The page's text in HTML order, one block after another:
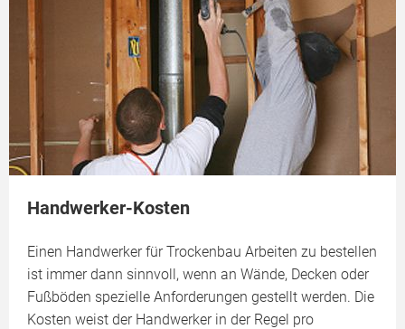
Handwerker-Kosten
Einen Handwerker für Trockenbau Arbeiten zu bestellen
ist immer dann sinnvoll, wenn an Wände, Decken oder
Fußböden spezielle Anforderungen gestellt werden. Die
Kosten weist der Handwerker in der Regel pro